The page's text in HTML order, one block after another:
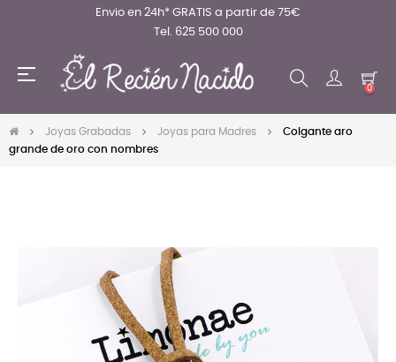
Envio en 24h* GRATIS a partir de 75€
Tel. 625 500 000
Navegación
☰
0
Joyas Grabadas Joyas para Madres
Colgante aro
grande de oro con nombres